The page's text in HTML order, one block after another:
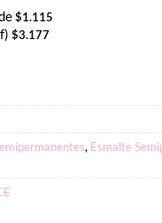
$1.115
$3.177
, Esmalte